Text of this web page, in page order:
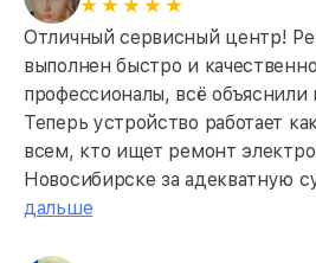
Отличный сервисный центр!
выполнен быстро и
профессионалы, всё объяснили
Теперь устройство работает
всем, кто ищет ремонт
Новосибирске за адекватную
дальше